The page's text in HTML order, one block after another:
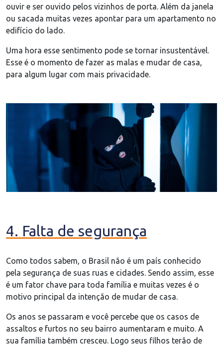
ouvir e ser ouvido pelos vizinhos de porta. Além da janela
ou sacada muitas vezes apontar para um apartamento no
edifício do lado.
Uma hora esse sentimento pode se tornar insustentável.
Esse é o momento de fazer as malas e mudar de casa,
para algum lugar com mais privacidade.
4. Falta de segurança
Como todos sabem, o Brasil não é um país conhecido
pela segurança de suas ruas e cidades. Sendo assim, esse
é um fator chave para toda família e muitas vezes é o
motivo principal da intenção de mudar de casa.
Os anos se passaram e você percebe que os casos de
assaltos e furtos no seu bairro aumentaram e muito. A
sua família também cresceu. Logo seus filhos terão de